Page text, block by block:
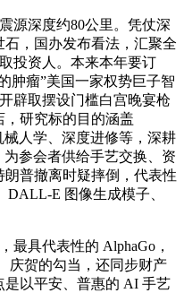
深度约80公里。凭仗深
，国办发布看法，汇聚全
投资人。本来本年要订
瘤”美国一家权势巨子智
辟取摆设门槛白宫晚宴枪
，研究标的目的涵盖
人学、深度进修等，深耕
参会者供给手艺交换、资
普撤离时疑摔倒，代表性
E 图像生成模子、
具代表性的 AlphaGo，
庆贺的勾当，还同步财产
是以平安、普惠的 AI 手艺